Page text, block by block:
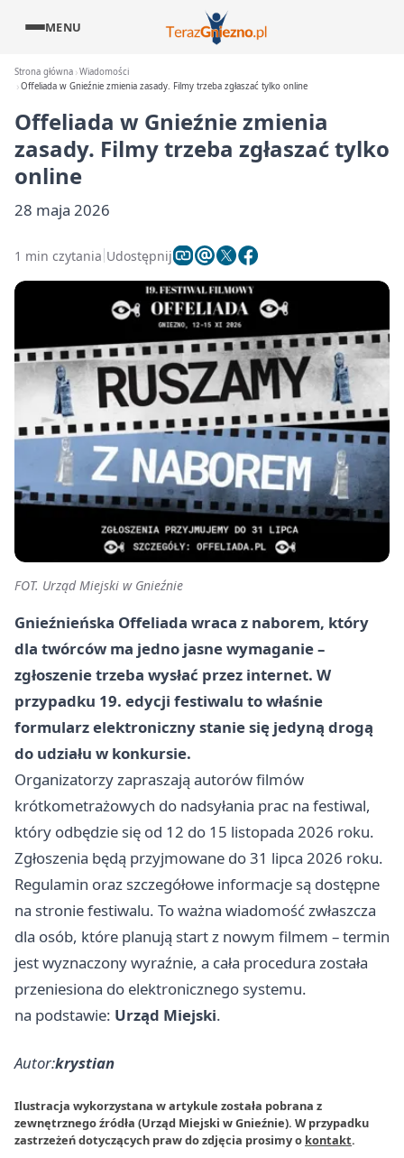
MENU
Strona główna Wiadomości
Offeliada w Gnieźnie zmienia zasady. Filmy trzeba zgłaszać tylko online
Offeliada w Gnieźnie zmienia
zasady. Filmy trzeba zgłaszać tylko
online
28 maja 2026
1 min czytania Udostępnij
FOT. Urząd Miejski w Gnieźnie
Gnieźnieńska Offeliada wraca z naborem, który
dla twórców ma jedno jasne wymaganie –
zgłoszenie trzeba wysłać przez internet. W
przypadku 19. edycji festiwalu to właśnie
formularz elektroniczny stanie się jedyną drogą
do udziału w konkursie.
Organizatorzy zapraszają autorów filmów
krótkometrażowych do nadsyłania prac na festiwal,
który odbędzie się od 12 do 15 listopada 2026 roku.
Zgłoszenia będą przyjmowane do 31 lipca 2026 roku.
Regulamin oraz szczegółowe informacje są dostępne
na stronie festiwalu. To ważna wiadomość zwłaszcza
dla osób, które planują start z nowym filmem – termin
jest wyznaczony wyraźnie, a cała procedura została
przeniesiona do elektronicznego systemu.
na podstawie: Urząd Miejski.
Autor:krystian
Ilustracja wykorzystana w artykule została pobrana z
zewnętrznego źródła (Urząd Miejski w Gnieźnie). W przypadku
zastrzeżeń dotyczących praw do zdjęcia prosimy o kontakt.